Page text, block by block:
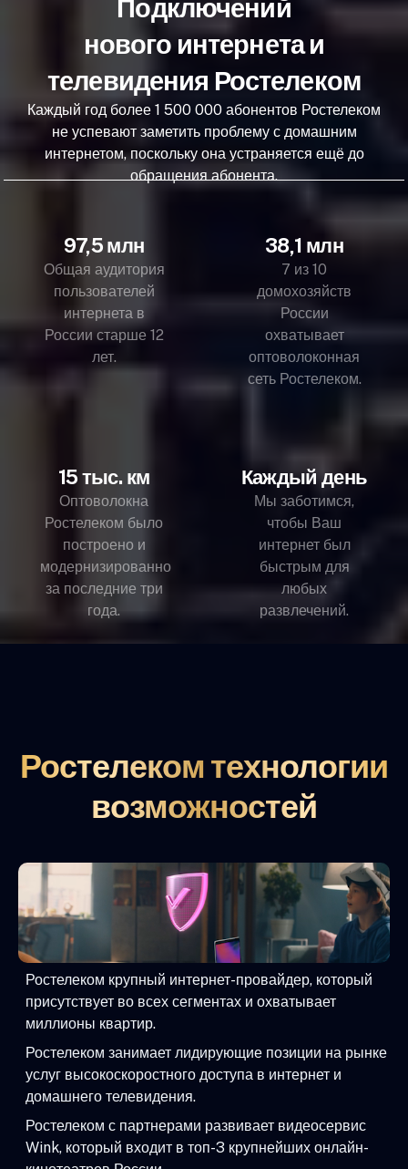
Подключений
нового интернета и
телевидения Ростелеком
Каждый год более 1 500 000 абонентов Ростелеком
не успевают заметить проблему с домашним
интернетом, поскольку она устраняется ещё до
обращения абонента.
97,5 млн
Общая аудитория
пользователей
интернета в
России старше 12
лет.
38,1 млн
7 из 10
домохозяйств
России
охватывает
оптоволоконная
сеть Ростелеком.
15 тыс. км
Оптоволокна
Ростелеком было
построено и
модернизированно
за последние три
года.
Каждый день
Мы заботимся,
чтобы Ваш
интернет был
быстрым для
любых
развлечений.
Ростелеком технологии
возможностей
Ростелеком крупный интернет-провайдер, который
присутствует во всех сегментах и охватывает
миллионы квартир.
Ростелеком занимает лидирующие позиции на рынке
услуг высокоскоростного доступа в интернет и
домашнего телевидения.
Ростелеком с партнерами развивает видеосервис
Wink, который входит в топ-3 крупнейших онлайн-